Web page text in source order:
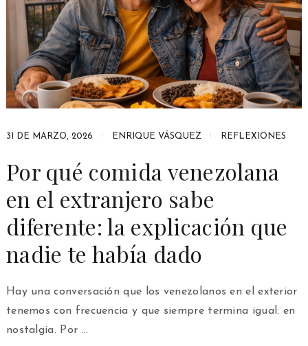
31 DE MARZO, 2026 ENRIQUE VÁSQUEZ REFLEXIONES
Por qué comida venezolana
en el extranjero sabe
diferente: la explicación que
nadie te había dado
Hay una conversación que los venezolanos en el exterior
tenemos con frecuencia y que siempre termina igual: en
nostalgia. Por …